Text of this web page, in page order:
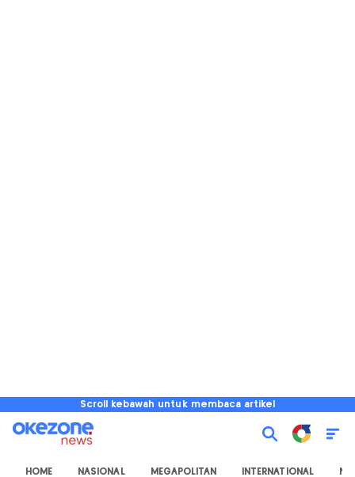
Scroll kebawah untuk membaca artikel
HOME NASIONAL MEGAPOLITAN INTERNATIONAL